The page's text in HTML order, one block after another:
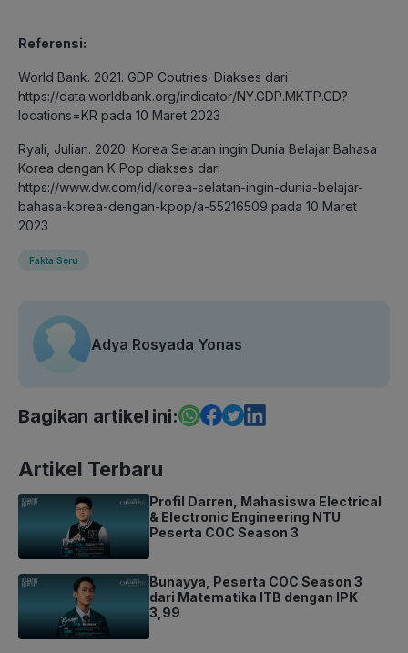
Referensi:
World Bank. 2021. GDP Coutries. Diakses dari
https://data.worldbank.org/indicator/NY.GDP.MKTP.CD?
locations=KR pada 10 Maret 2023
Ryali, Julian. 2020. Korea Selatan ingin Dunia Belajar Bahasa
Korea dengan K-Pop diakses dari
https://www.dw.com/id/korea-selatan-ingin-dunia-belajar-
bahasa-korea-dengan-kpop/a-55216509 pada 10 Maret
2023
Fakta Seru
Adya Rosyada Yonas
Bagikan artikel ini:
Artikel Terbaru
Profil Darren, Mahasiswa Electrical
& Electronic Engineering NTU
Peserta COC Season 3
Bunayya, Peserta COC Season 3
dari Matematika ITB dengan IPK
3,99